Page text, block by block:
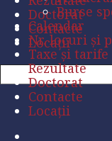
Doctorat
Contacte
Locații
Burse
Calendar
Nr. locuri și
Taxe și tarife
Rezultate
Doctorat
Contacte
Locații